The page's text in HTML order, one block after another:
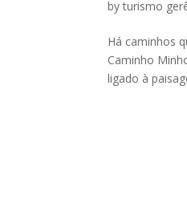
byturismo
Há caminhos
Caminho
ligado à